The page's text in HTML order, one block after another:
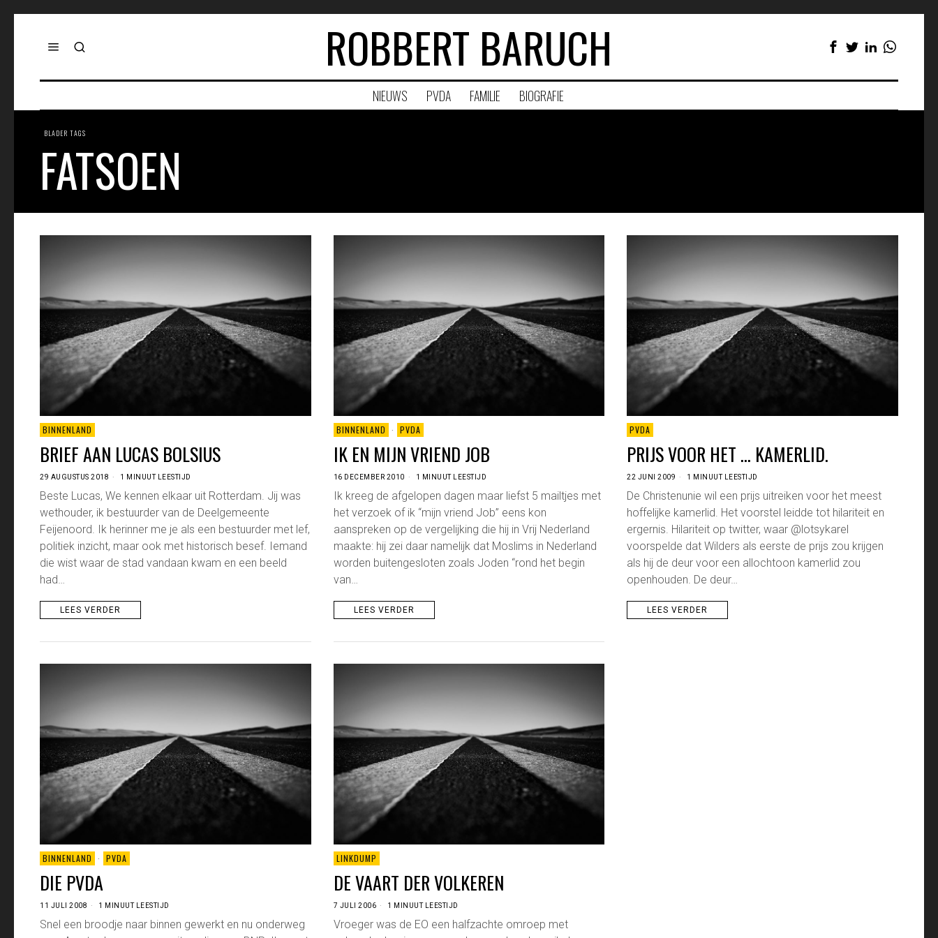
ROBBERT BARUCH
NIEUWS PVDA FAMILIE BIOGRAFIE
BLADER TAGS
FATSOEN
BINNENLAND
BRIEF AAN LUCAS BOLSIUS
29 AUGUSTUS 2018 1 MINUUT LEESTIJD
Beste Lucas, We kennen elkaar uit Rotterdam. Jij was
wethouder, ik bestuurder van de Deelgemeente
Feijenoord. Ik herinner me je als een bestuurder met lef,
politiek inzicht, maar ook met historisch besef. Iemand
die wist waar de stad vandaan kwam en een beeld
had…
LEES VERDER
BINNENLAND · PVDA
IK EN MIJN VRIEND JOB
16 DECEMBER 2010 1 MINUUT LEESTIJD
Ik kreeg de afgelopen dagen maar liefst 5 mailtjes met
het verzoek of ik “mijn vriend Job” eens kon
aanspreken op de vergelijking die hij in Vrij Nederland
maakte: hij zei daar namelijk dat Moslims in Nederland
worden buitengesloten zoals Joden “rond het begin
van…
LEES VERDER
PVDA
PRIJS VOOR HET … KAMERLID.
22 JUNI 2009 1 MINUUT LEESTIJD
De Christenunie wil een prijs uitreiken voor het meest
hoffelijke kamerlid. Het voorstel leidde tot hilariteit en
ergernis. Hilariteit op twitter, waar @lotsykarel
voorspelde dat Wilders als eerste de prijs zou krijgen
als hij de deur voor een allochtoon kamerlid zou
openhouden. De deur…
LEES VERDER
BINNENLAND · PVDA
DIE PVDA
11 JULI 2008 1 MINUUT LEESTIJD
Snel een broodje naar binnen gewerkt en nu onderweg
LINKDUMP
DE VAART DER VOLKEREN
7 JULI 2006 1 MINUUT LEESTIJD
Vroeger was de EO een halfzachte omroep met